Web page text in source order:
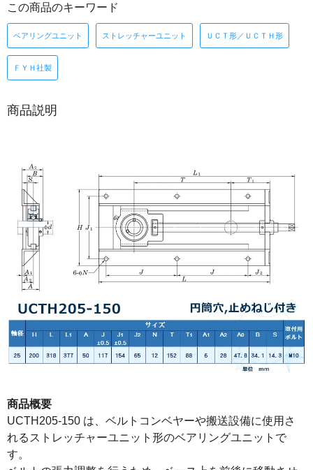
この商品のキーワード
ベアリングユニット ストレッチャーユニット ＵＣＴ形／ＵＣＴＨ形
ＦＹＨ社製
商品説明
商品概要
UCTH205-150 は、ベルトコンベヤーや搬送設備に使用さ
れるストレッチャーユニット形のベアリングユニットで
す。